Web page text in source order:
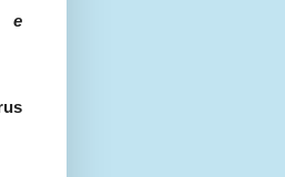
e